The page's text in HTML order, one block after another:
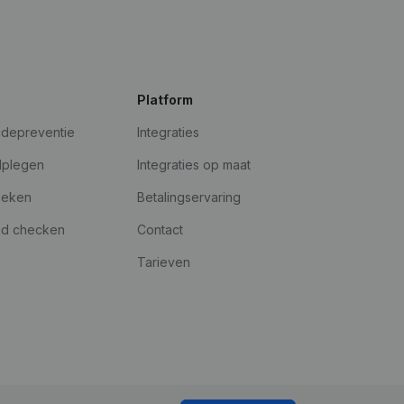
checken
Platform
Integraties
Integraties op maat
Betalingservaring
Contact
Tarieven